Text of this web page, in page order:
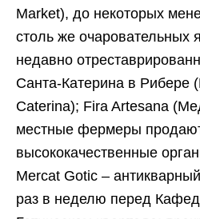
Market), до некоторых
столь же очаровательных
недавно
Санта-Катерина в Рибере
Caterina); Fira Artesana
местные фермеры
высококачественные
Mercat Gotic –
раз в неделю перед